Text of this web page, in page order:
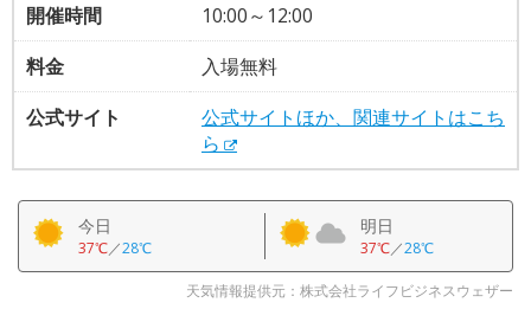
開催時間
10:00～12:00
料金
入場無料
公式サイト
公式サイトほか、関連サイトはこち
ら
今日
37℃／28℃
明日
37℃／28℃
天気情報提供元：株式会社ライフビジネスウェザー